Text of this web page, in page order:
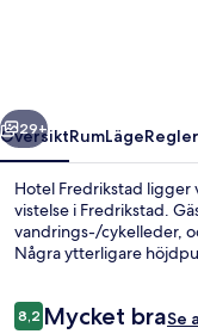
Nästa
29+
ÖversiktRumLägeRegler
Hotel Fredrikstad ligger
vistelse i Fredrikstad.
vandrings-/cykelleder,
Några ytterligare
Recensioner
8,28,2 av 10,
Mycket braSe